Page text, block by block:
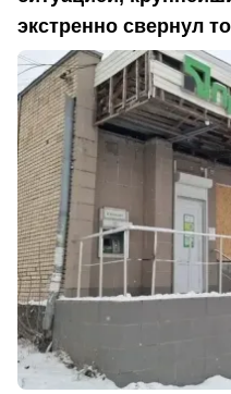
экстренно свернул